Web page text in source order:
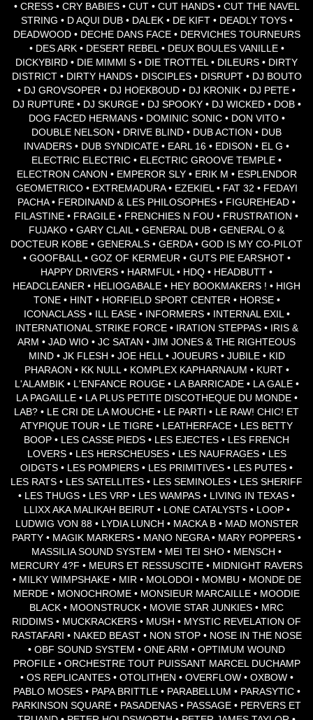
• CRESS • CRY BABIES • CUT • CUT HANDS • CUT THE NAVEL
STRING • D AQUI DUB • DALEK • DE KIFT • DEADLY TOYS •
DEADWOOD • DECHE DANS FACE • DERVICHES TOURNEURS
• DES ARK • DESERT REBEL • DEUX BOULES VANILLE •
DICKYBIRD • DIE MIMMI S • DIE TROTTEL • DILEURS • DIRTY
DISTRICT • DIRTY HANDS • DISCIPLES • DISRUPT • DJ BOUTO
• DJ GROVSOPER • DJ HOEKBOUD • DJ KRONIK • DJ PETE •
DJ RUPTURE • DJ SKURGE • DJ SPOOKY • DJ WICKED • DOB •
DOG FACED HERMANS • DOMINIC SONIC • DON VITO •
DOUBLE NELSON • DRIVE BLIND • DUB ACTION • DUB
INVADERS • DUB SYNDICATE • EARL 16 • EDISON • EL G •
ELECTRIC ELECTRIC • ELECTRIC GROOVE TEMPLE •
ELECTRON CANON • EMPEROR SLY • ERIK M • ESPLENDOR
GEOMETRICO • EXTREMADURA • EZEKIEL • FAT 32 • FEDAYI
PACHA • FERDINAND & LES PHILOSOPHES • FIGUREHEAD •
FILASTINE • FRAGILE • FRENCHIES N FOU • FRUSTRATION •
FUJAKO • GARY CLAIL • GENERAL DUB • GENERAL O &
DOCTEUR KOBE • GENERALS • GERDA • GOD IS MY CO-PILOT
• GOOFBALL • GOZ OF KERMEUR • GUTS PIE EARSHOT •
HAPPY DRIVERS • HARMFUL • HDQ • HEADBUTT •
HEADCLEANER • HELIOGABALE • HEY BOOKMAKERS ! • HIGH
TONE • HINT • HORFIELD SPORT CENTER • HORSE •
ICONACLASS • ILL EASE • INFORMERS • INTERNAL EXIL •
INTERNATIONAL STRIKE FORCE • IRATION STEPPAS • IRIS &
ARM • JAD WIO • JC SATAN • JIM JONES & THE RIGHTEOUS
MIND • JK FLESH • JOE HELL • JOUEURS • JUBILE • KID
PHARAON • KK NULL • KOMPLEX KAPHARNAUM • KURT •
L'ALAMBIK • L'ENFANCE ROUGE • LA BARRICADE • LA GALE •
LA PAGAILLE • LA PLUS PETITE DISCOTHEQUE DU MONDE •
LAB? • LE CRI DE LA MOUCHE • LE PARTI • LE RAW! CHIC! ET
ATYPIQUE TOUR • LE TIGRE • LEATHERFACE • LES BETTY
BOOP • LES CASSE PIEDS • LES EJECTES • LES FRENCH
LOVERS • LES HERSCHEUSES • LES NAUFRAGES • LES
OIDGTS • LES POMPIERS • LES PRIMITIVES • LES PUTES •
LES RATS • LES SATELLITES • LES SEMINOLES • LES SHERIFF
• LES THUGS • LES VRP • LES WAMPAS • LIVING IN TEXAS •
LLIXX AKA MALIKAH BEIRUT • LONE CATALYSTS • LOOP •
LUDWIG VON 88 • LYDIA LUNCH • MACKA B • MAD MONSTER
PARTY • MAGIK MARKERS • MANO NEGRA • MARY POPPERS •
MASSILIA SOUND SYSTEM • MEI TEI SHO • MENSCH •
MERCURY 4?F • MEURS ET RESSUSCITE • MIDNIGHT RAVERS
• MILKY WIMPSHAKE • MIR • MOLODOI • MOMBU • MONDE DE
MERDE • MONOCHROME • MONSIEUR MARCAILLE • MOODIE
BLACK • MOONSTRUCK • MOVIE STAR JUNKIES • MRC
RIDDIMS • MUCKRACKERS • MUSH • MYSTIC REVELATION OF
RASTAFARI • NAKED BEAST • NON STOP • NOSE IN THE NOSE
• OBF SOUND SYSTEM • ONE ARM • OPTIMUM WOUND
PROFILE • ORCHESTRE TOUT PUISSANT MARCEL DUCHAMP
• OS REPLICANTES • OTOLITHEN • OVERFLOW • OXBOW •
PABLO MOSES • PAPA BRITTLE • PARABELLUM • PARASYTIC •
PARKINSON SQUARE • PASADENAS • PASSAGE • PERVERS ET